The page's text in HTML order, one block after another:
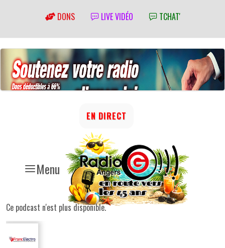
DONS LIVE VIDÉO TCHAT'
Menu
EN DIRECT
Ce podcast n'est plus disponible.